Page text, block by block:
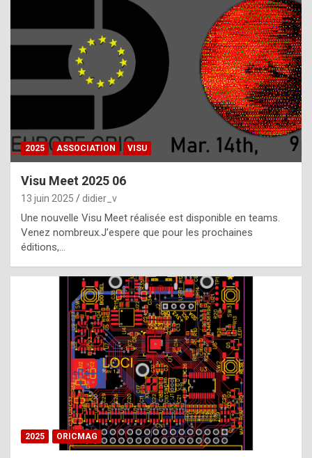
h
a
t
t
e
b
e
s
t
p
h
o
n
2025 ASSOCIATION VISU
Visu Meet 2025 06
13 juin 2025 didier_v
Une nouvelle Visu Meet réalisée est disponible en teams.
Venez nombreux.J’espere que pour les prochaines
éditions,…
2025 ORICMAG